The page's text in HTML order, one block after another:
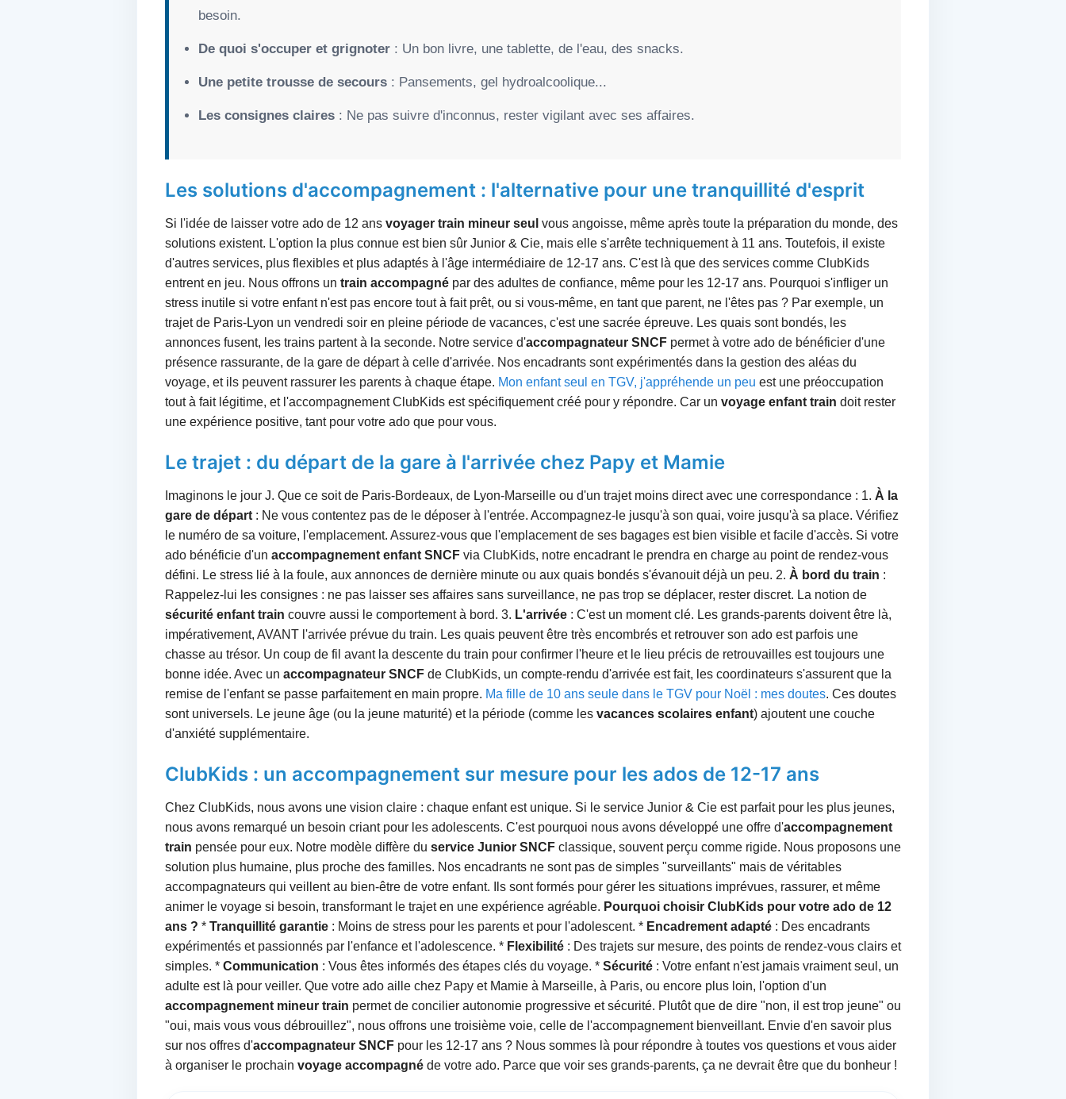
besoin.
De quoi s'occuper et grignoter : Un bon livre, une tablette, de l'eau, des snacks.
Une petite trousse de secours : Pansements, gel hydroalcoolique...
Les consignes claires : Ne pas suivre d'inconnus, rester vigilant avec ses affaires.
Les solutions d'accompagnement : l'alternative pour une tranquillité d'esprit
Si l'idée de laisser votre ado de 12 ans voyager train mineur seul vous angoisse, même après toute la préparation du monde, des
solutions existent. L'option la plus connue est bien sûr Junior & Cie, mais elle s'arrête techniquement à 11 ans. Toutefois, il existe
d'autres services, plus flexibles et plus adaptés à l'âge intermédiaire de 12-17 ans. C'est là que des services comme ClubKids
entrent en jeu. Nous offrons un train accompagné par des adultes de confiance, même pour les 12-17 ans. Pourquoi s'infliger un
stress inutile si votre enfant n'est pas encore tout à fait prêt, ou si vous-même, en tant que parent, ne l'êtes pas ? Par exemple, un
trajet de Paris-Lyon un vendredi soir en pleine période de vacances, c'est une sacrée épreuve. Les quais sont bondés, les
annonces fusent, les trains partent à la seconde. Notre service d'accompagnateur SNCF permet à votre ado de bénéficier d'une
présence rassurante, de la gare de départ à celle d'arrivée. Nos encadrants sont expérimentés dans la gestion des aléas du
voyage, et ils peuvent rassurer les parents à chaque étape. Mon enfant seul en TGV, j'appréhende un peu est une préoccupation
tout à fait légitime, et l'accompagnement ClubKids est spécifiquement créé pour y répondre. Car un voyage enfant train doit rester
une expérience positive, tant pour votre ado que pour vous.
Le trajet : du départ de la gare à l'arrivée chez Papy et Mamie
Imaginons le jour J. Que ce soit de Paris-Bordeaux, de Lyon-Marseille ou d'un trajet moins direct avec une correspondance : 1. À la
gare de départ : Ne vous contentez pas de le déposer à l'entrée. Accompagnez-le jusqu'à son quai, voire jusqu'à sa place. Vérifiez
le numéro de sa voiture, l'emplacement. Assurez-vous que l'emplacement de ses bagages est bien visible et facile d'accès. Si votre
ado bénéficie d'un accompagnement enfant SNCF via ClubKids, notre encadrant le prendra en charge au point de rendez-vous
défini. Le stress lié à la foule, aux annonces de dernière minute ou aux quais bondés s'évanouit déjà un peu. 2. À bord du train :
Rappelez-lui les consignes : ne pas laisser ses affaires sans surveillance, ne pas trop se déplacer, rester discret. La notion de
sécurité enfant train couvre aussi le comportement à bord. 3. L'arrivée : C'est un moment clé. Les grands-parents doivent être là,
impérativement, AVANT l'arrivée prévue du train. Les quais peuvent être très encombrés et retrouver son ado est parfois une
chasse au trésor. Un coup de fil avant la descente du train pour confirmer l'heure et le lieu précis de retrouvailles est toujours une
bonne idée. Avec un accompagnateur SNCF de ClubKids, un compte-rendu d'arrivée est fait, les coordinateurs s'assurent que la
remise de l'enfant se passe parfaitement en main propre. Ma fille de 10 ans seule dans le TGV pour Noël : mes doutes. Ces doutes
sont universels. Le jeune âge (ou la jeune maturité) et la période (comme les vacances scolaires enfant) ajoutent une couche
d'anxiété supplémentaire.
ClubKids : un accompagnement sur mesure pour les ados de 12-17 ans
Chez ClubKids, nous avons une vision claire : chaque enfant est unique. Si le service Junior & Cie est parfait pour les plus jeunes,
nous avons remarqué un besoin criant pour les adolescents. C'est pourquoi nous avons développé une offre d'accompagnement
train pensée pour eux. Notre modèle diffère du service Junior SNCF classique, souvent perçu comme rigide. Nous proposons une
solution plus humaine, plus proche des familles. Nos encadrants ne sont pas de simples "surveillants" mais de véritables
accompagnateurs qui veillent au bien-être de votre enfant. Ils sont formés pour gérer les situations imprévues, rassurer, et même
animer le voyage si besoin, transformant le trajet en une expérience agréable. Pourquoi choisir ClubKids pour votre ado de 12
ans ? * Tranquillité garantie : Moins de stress pour les parents et pour l'adolescent. * Encadrement adapté : Des encadrants
expérimentés et passionnés par l'enfance et l'adolescence. * Flexibilité : Des trajets sur mesure, des points de rendez-vous clairs et
simples. * Communication : Vous êtes informés des étapes clés du voyage. * Sécurité : Votre enfant n'est jamais vraiment seul, un
adulte est là pour veiller. Que votre ado aille chez Papy et Mamie à Marseille, à Paris, ou encore plus loin, l'option d'un
accompagnement mineur train permet de concilier autonomie progressive et sécurité. Plutôt que de dire "non, il est trop jeune" ou
"oui, mais vous vous débrouillez", nous offrons une troisième voie, celle de l'accompagnement bienveillant. Envie d'en savoir plus
sur nos offres d'accompagnateur SNCF pour les 12-17 ans ? Nous sommes là pour répondre à toutes vos questions et vous aider
à organiser le prochain voyage accompagné de votre ado. Parce que voir ses grands-parents, ça ne devrait être que du bonheur !